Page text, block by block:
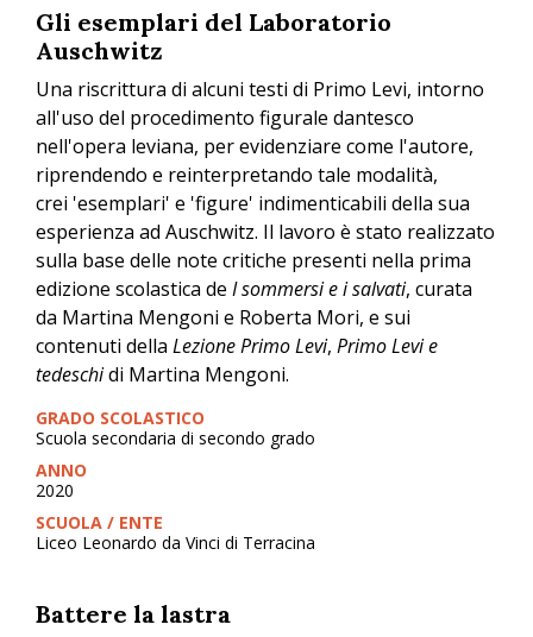
Gli esemplari del Laboratorio
Auschwitz
Una riscrittura di alcuni testi di Primo Levi, intorno
all'uso del procedimento figurale dantesco
nell'opera leviana, per evidenziare come l'autore,
riprendendo e reinterpretando tale modalità,
crei 'esemplari' e 'figure' indimenticabili della sua
esperienza ad Auschwitz. Il lavoro è stato realizzato
sulla base delle note critiche presenti nella prima
edizione scolastica de I sommersi e i salvati, curata
da Martina Mengoni e Roberta Mori, e sui
contenuti della Lezione Primo Levi, Primo Levi e
tedeschidi Martina Mengoni.
GRADO SCOLASTICO
Scuola secondaria di secondo grado
ANNO
2020
SCUOLA / ENTE
Liceo Leonardo da Vinci di Terracina
Battere la lastra